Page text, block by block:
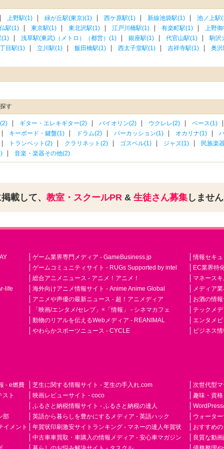
上野駅(1) 緑が丘駅(東京)(1) 西ケ原駅(1) 新線池袋駅(1) 池ノ上駅
駅(1) 東京駅(1) 東北沢駅(1) 江戸川橋駅(1) 有楽町駅(1) 上野
(1) 浅草駅(東武)（メトロ）（都営）(1) 銀座駅(1) 代官山駅(1) 駒沢
目駅(1) 立川駅(1) 飯田橋駅(1) 西太子堂駅(1) 吉祥寺駅(1) 奥
す
ギター・エレキギター(2) バイオリン(2) ウクレレ(2) ベース(1)
キーボード・鍵盤(1) ドラム(2) パーカッション(1) オカリナ(1)
トランペット(2) クラリネット(2) ゴスペル(1) ジャズ(1) 民族楽
音楽・楽器その他(2)
載して、 教室・スクールPR& 生徒さん募集しませ
life
ゲーム業界専門メディア - GameBusiness.jp
ゲームコミュニティサイト - RUGs Supported by intel
総合アニメニュース - アニメ！アニメ！
海外向けアニメ情報サイト - Anime Anime Global
アニメや声優の最新ニュース - 超！アニメディア
「映画/エンタメ/セレブ」×「情報」 - シネマカフェ
動物のリアルを伝えるWebメディア - REANIMAL
やわらかスポーツニュース - CYCLE
情報セキ
EC業界特
マネース
メディア
お酒の情
テックメ
エンタメ
ビジネス
- e燃費
スト
部
イメント
芝生に関する情報サイト - 芝生の手入れ.com
映画レビューサイト - coco
ふるさと納税情報サイト - ふるさと納税の達人
英語から暮らしを豊かにするメディア - 英語ハック
年賀状印刷激安サイトランキング - マネーの達人年賀状
中古車車買取・車購入の情報メディア - 安心車マガジン
次世代型
趣味・資
ウォータ
おすすめ
良質な動